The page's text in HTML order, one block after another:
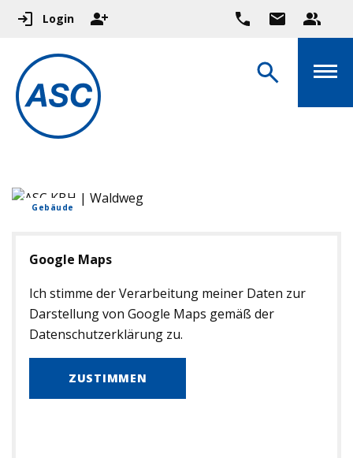
Login
Gebäude
Google Maps
Ich stimme der Verarbeitung meiner Daten zur
Darstellung von Google Maps gemäß der
Datenschutzerklärung zu.
ZUSTIMMEN